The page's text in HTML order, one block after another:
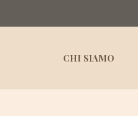
CHI SIAMO